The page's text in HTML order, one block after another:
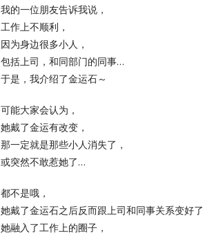
我的一位朋友告诉我说，
工作上不顺利，
因为身边很多小人，
包括上司，和同部门的同事…
于是，我介绍了金运石～
可能大家会认为，
她戴了金运有改变，
那一定就是那些小人消失了，
或突然不敢惹她了…
都不是哦，
她戴了金运石之后反而跟上司和同事关系变好了
她融入了工作上的圈子，